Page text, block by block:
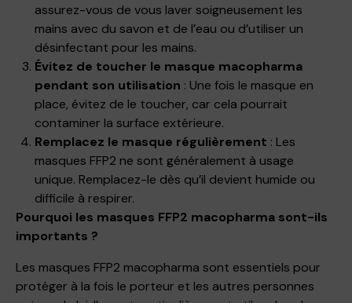
assurez-vous de vous laver soigneusement les
mains avec du savon et de l’eau ou d’utiliser un
désinfectant pour les mains.
Évitez de toucher le masque macopharma
pendant son utilisation : Une fois le masque en
place, évitez de le toucher, car cela pourrait
contaminer la surface extérieure.
Remplacez le masque régulièrement : Les
masques FFP2 ne sont généralement à usage
unique. Remplacez-le dès qu’il devient humide ou
difficile à respirer.
Pourquoi les masques FFP2 macopharma sont-ils
importants ?
Les masques FFP2 macopharma sont essentiels pour
protéger à la fois le porteur et les autres personnes